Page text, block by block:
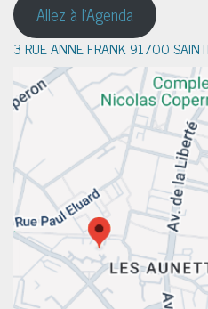
Allez à l'Agenda
3 RUE ANNE FRANK 91700